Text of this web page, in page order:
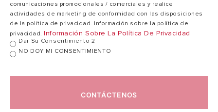
comunicaciones promocionales / comerciales y realice
actividades de marketing de conformidad con las disposiciones
de la política de privacidad. Información sobre la política de
privacidad. Información Sobre La Política De Privacidad
Dar Su Consentimiento 2
NO DOY MI CONSENTIMIENTO
CONTÁCTENOS